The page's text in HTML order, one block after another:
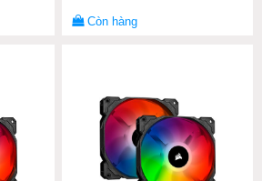
Còn hàng